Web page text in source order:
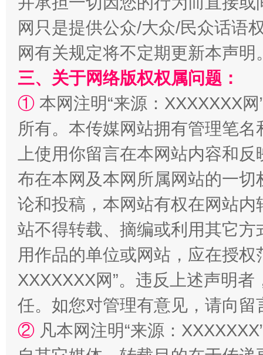
如何以同查同治破解风腐交织难题 养老服
一颗心始终滚烫
网只是提供公众/大众/民众话语
网有关规定将不定期更新本声明
三、关于网络版权权属问题：
① 本网注明“来源：XXXXXXX
所有。本传媒网站拥有管理笔
上使用你留言在本网站内容和
布在本网及本网所属网站的一
论和投稿，本网站有权在网站
站不得转载、摘编或利用其它
用作品的单位或网站，应在授
XXXXXXX网”。违反上述声明
任。如您对管理有意见，请向
② 凡本网注明“来源：